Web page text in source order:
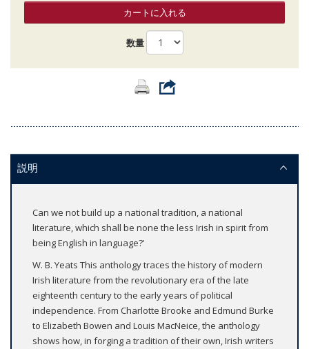
カートに入れる
数量
説明
Can we not build up a national tradition, a national
literature, which shall be none the less Irish in spirit from
being English in language?'
W. B. Yeats This anthology traces the history of modern
Irish literature from the revolutionary era of the late
eighteenth century to the early years of political
independence. From Charlotte Brooke and Edmund Burke
to Elizabeth Bowen and Louis MacNeice, the anthology
shows how, in forging a tradition of their own, Irish writers